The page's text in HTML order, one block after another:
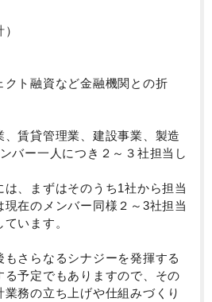
です。
、良いと思ったことをどんどん
に貢献いただくとともに、ご自
けるポジションになります。
クト融資など金融機関との折
賃貸管理業、建設事業、製造
バー一人につき２～３社担当し
は、まずはそのうち1社から担当
在のメンバー同様２～3社担当
います。
さらなるシナジーを発揮する
る予定でもありますので、その
務の立ち上げや仕組みづくり